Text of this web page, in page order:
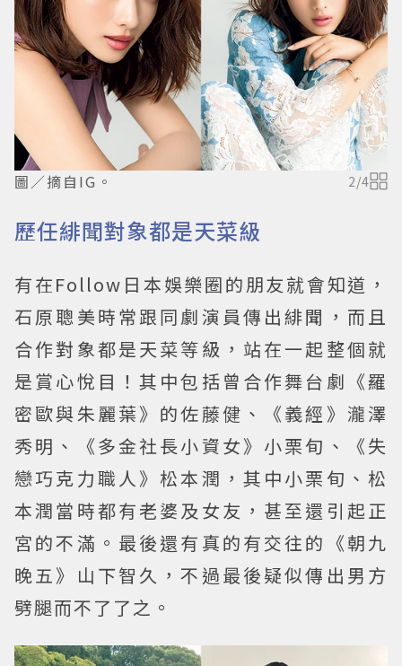
圖／摘自IG。 2/4
歷任緋聞對象都是天菜級
有在Follow日本娛樂圈的朋友就會知道，
石原聰美時常跟同劇演員傳出緋聞，而且
合作對象都是天菜等級，站在一起整個就
是賞心悅目！其中包括曾合作舞台劇《羅
密歐與朱麗葉》的佐藤健、《義經》瀧澤
秀明、《多金社長小資女》小栗旬、《失
戀巧克力職人》松本潤，其中小栗旬、松
本潤當時都有老婆及女友，甚至還引起正
宮的不滿。最後還有真的有交往的《朝九
晚五》山下智久，不過最後疑似傳出男方
劈腿而不了了之。